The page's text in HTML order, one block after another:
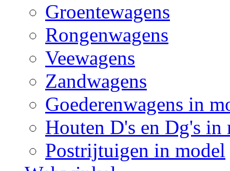
Groentewagens
Rongenwagens
Veewagens
Zandwagens
Goederenwagens in
Houten D's en Dg's in
Postrijtuigen in model